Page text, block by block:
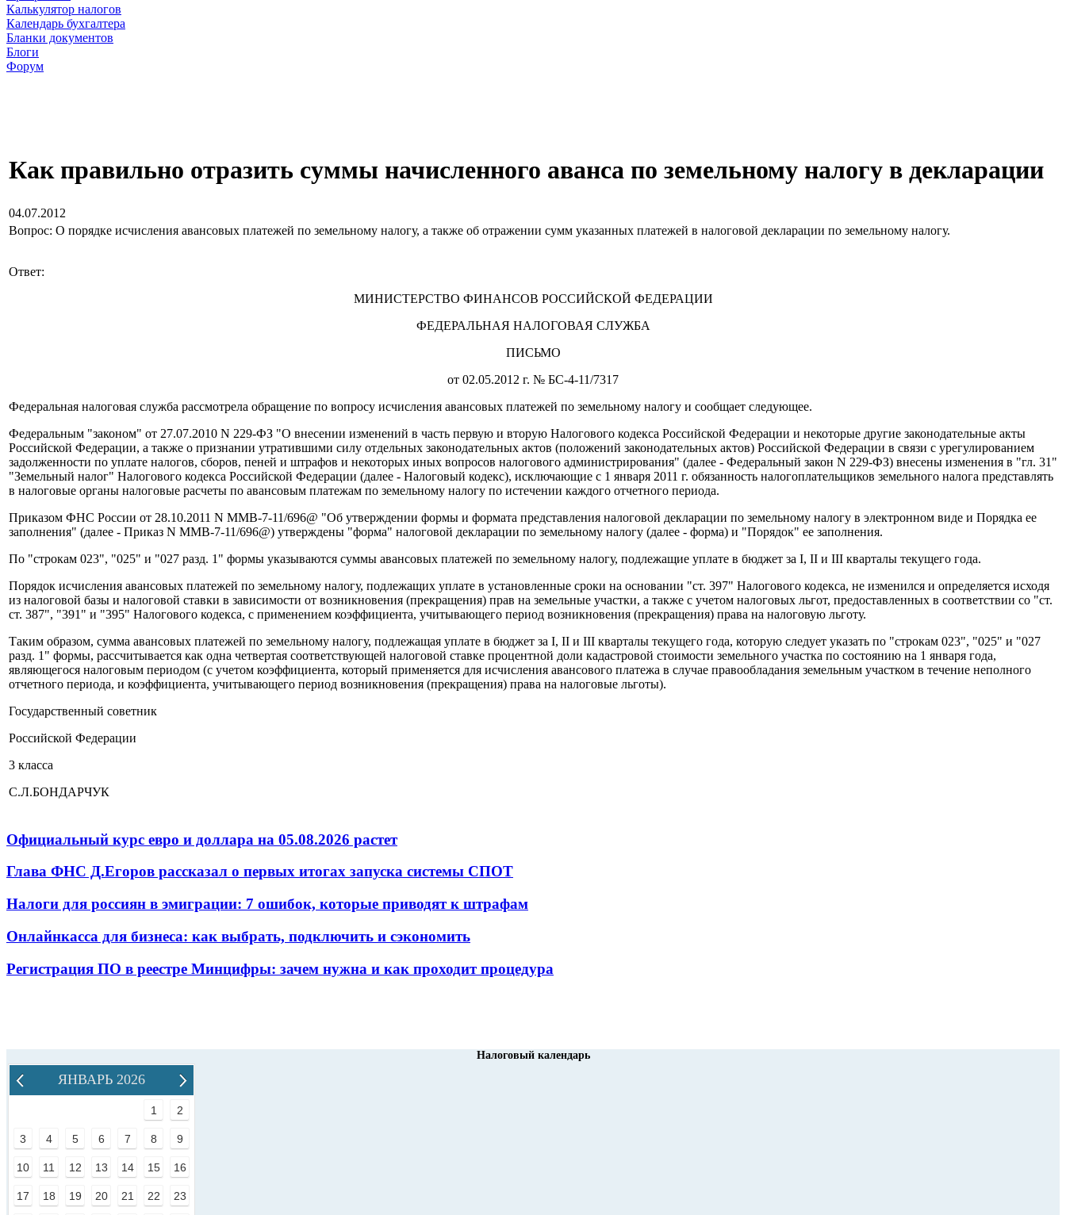
Калькулятор налогов
Календарь бухгалтера
Бланки документов
Блоги
Форум
Как правильно отразить суммы начисленного аванса по земельному налогу в декларации
04.07.2012
Вопрос: О порядке исчисления авансовых платежей по земельному налогу, а также об отражении сумм указанных платежей в налоговой декларации по земельному налогу.
Ответ:
МИНИСТЕРСТВО ФИНАНСОВ РОССИЙСКОЙ ФЕДЕРАЦИИ
ФЕДЕРАЛЬНАЯ НАЛОГОВАЯ СЛУЖБА
ПИСЬМО
от 02.05.2012 г. № БС-4-11/7317
Федеральная налоговая служба рассмотрела обращение по вопросу исчисления авансовых платежей по земельному налогу и сообщает следующее.
Федеральным "законом" от 27.07.2010 N 229-ФЗ "О внесении изменений в часть первую и вторую Налогового кодекса Российской Федерации и некоторые другие законодательные акты
Российской Федерации, а также о признании утратившими силу отдельных законодательных актов (положений законодательных актов) Российской Федерации в связи с урегулированием
задолженности по уплате налогов, сборов, пеней и штрафов и некоторых иных вопросов налогового администрирования" (далее - Федеральный закон N 229-ФЗ) внесены изменения в "гл. 31"
"Земельный налог" Налогового кодекса Российской Федерации (далее - Налоговый кодекс), исключающие с 1 января 2011 г. обязанность налогоплательщиков земельного налога представлять
в налоговые органы налоговые расчеты по авансовым платежам по земельному налогу по истечении каждого отчетного периода.
Приказом ФНС России от 28.10.2011 N ММВ-7-11/696@ "Об утверждении формы и формата представления налоговой декларации по земельному налогу в электронном виде и Порядка ее
заполнения" (далее - Приказ N ММВ-7-11/696@) утверждены "форма" налоговой декларации по земельному налогу (далее - форма) и "Порядок" ее заполнения.
По "строкам 023", "025" и "027 разд. 1" формы указываются суммы авансовых платежей по земельному налогу, подлежащие уплате в бюджет за I, II и III кварталы текущего года.
Порядок исчисления авансовых платежей по земельному налогу, подлежащих уплате в установленные сроки на основании "ст. 397" Налогового кодекса, не изменился и определяется исходя
из налоговой базы и налоговой ставки в зависимости от возникновения (прекращения) прав на земельные участки, а также с учетом налоговых льгот, предоставленных в соответствии со "ст.
ст. 387", "391" и "395" Налогового кодекса, с применением коэффициента, учитывающего период возникновения (прекращения) права на налоговую льготу.
Таким образом, сумма авансовых платежей по земельному налогу, подлежащая уплате в бюджет за I, II и III кварталы текущего года, которую следует указать по "строкам 023", "025" и "027
разд. 1" формы, рассчитывается как одна четвертая соответствующей налоговой ставке процентной доли кадастровой стоимости земельного участка по состоянию на 1 января года,
являющегося налоговым периодом (с учетом коэффициента, который применяется для исчисления авансового платежа в случае правообладания земельным участком в течение неполного
отчетного периода, и коэффициента, учитывающего период возникновения (прекращения) права на налоговые льготы).
Государственный советник
Российской Федерации
3 класса
С.Л.БОНДАРЧУК
Официальный курс евро и доллара на 05.08.2026 растет
Глава ФНС Д.Егоров рассказал о первых итогах запуска системы СПОТ
Налоги для россиян в эмиграции: 7 ошибок, которые приводят к штрафам
Онлайнкасса для бизнеса: как выбрать, подключить и сэкономить
Регистрация ПО в реестре Минцифры: зачем нужна и как проходит процедура
Налоговый календарь
ЯНВАРЬ 2026
1 2
3 4 5 6 7 8 9
10 11 12 13 14 15 16
17 18 19 20 21 22 23